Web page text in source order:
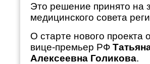
Это решение принято на
медицинского совета
О старте нового проекта
вице-премьер РФ
Алексеевна Голикова.